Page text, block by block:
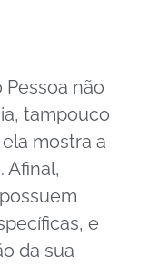
não
tampouco
mostra a
Afinal,
e
da sua